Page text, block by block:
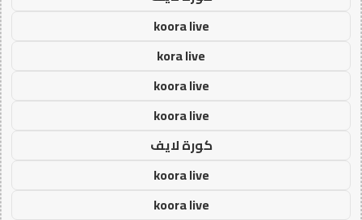
koora live
kora live
koora live
koora live
كورة لايف
koora live
koora live